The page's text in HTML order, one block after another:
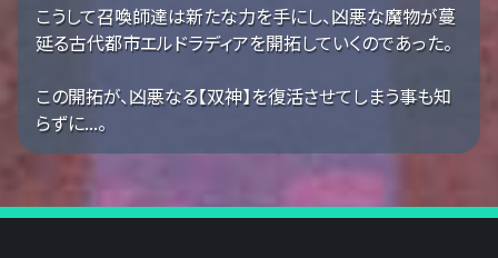
こうして召喚師達は新たな力を手にし、凶悪な魔物が蔓
延る古代都市エルドラディアを開拓していくのであった。
この開拓が、凶悪なる【双神】を復活させてしまう事も知
らずに...。